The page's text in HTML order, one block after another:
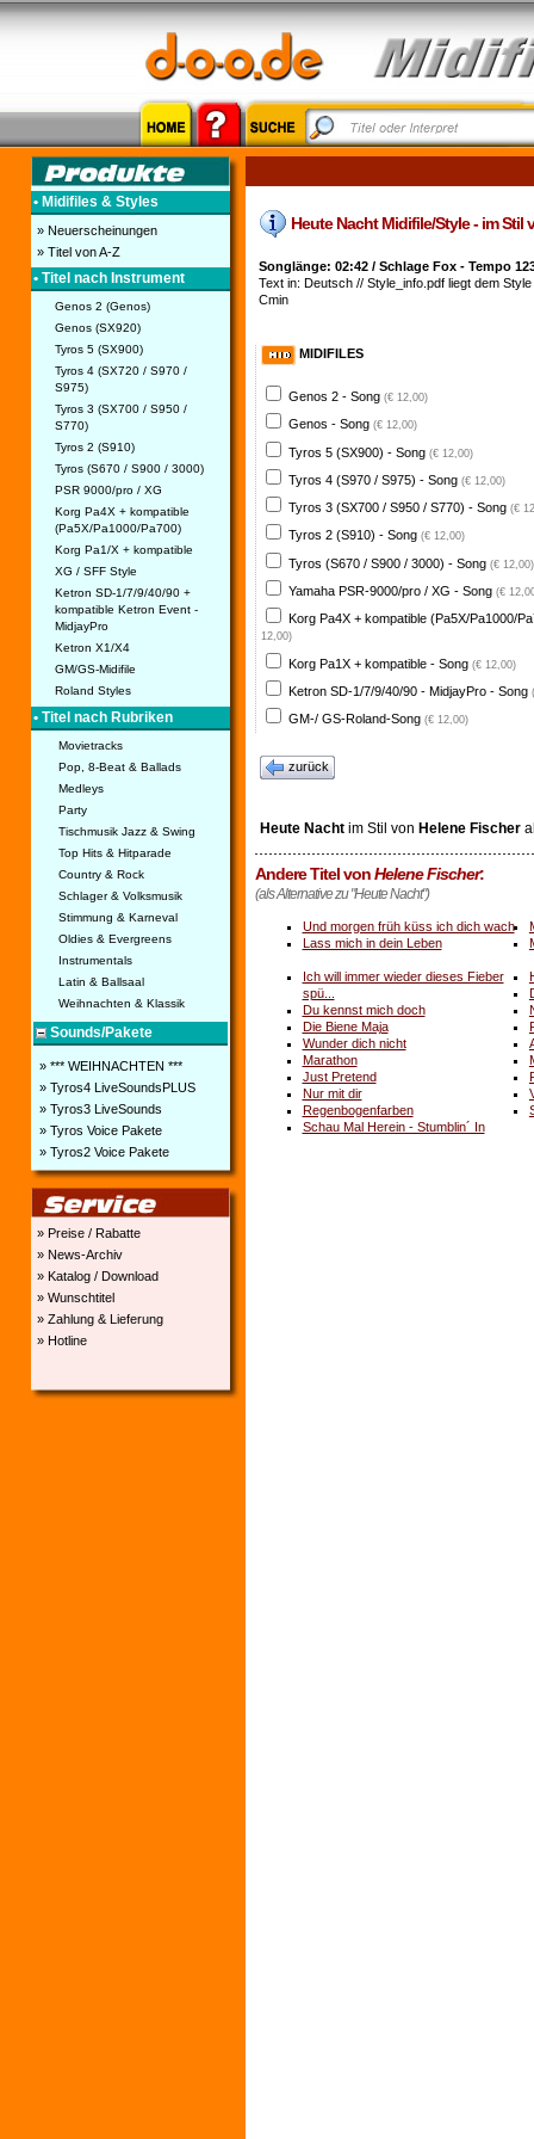
• Midifiles & Styles
» Neuerscheinungen
» Titel von A-Z
• Titel nach Instrument
Genos 2 (Genos)
Genos (SX920)
Tyros 5 (SX900)
Tyros 4 (SX720 / S970 /
S975)
Tyros 3 (SX700 / S950 /
S770)
Tyros 2 (S910)
Tyros (S670 / S900 / 3000)
PSR 9000/pro / XG
Korg Pa4X + kompatible
(Pa5X/Pa1000/Pa700)
Korg Pa1/X + kompatible
XG / SFF Style
Ketron SD-1/7/9/40/90 +
kompatible Ketron Event -
MidjayPro
Ketron X1/X4
GM/GS-Midifile
Roland Styles
• Titel nach Rubriken
Movietracks
Pop, 8-Beat & Ballads
Medleys
Party
Tischmusik Jazz & Swing
Top Hits & Hitparade
Country & Rock
Schlager & Volksmusik
Stimmung & Karneval
Oldies & Evergreens
Instrumentals
Latin & Ballsaal
Weihnachten & Klassik
Sounds/Pakete
» *** WEIHNACHTEN ***
» Tyros4 LiveSoundsPLUS
» Tyros3 LiveSounds
» Tyros Voice Pakete
» Tyros2 Voice Pakete
» Preise / Rabatte
» News-Archiv
» Katalog / Download
» Wunschtitel
» Zahlung & Lieferung
» Hotline
Heute Nacht Midifile/Style - im Stil
Songlänge: 02:42 / Schlage Fox - Tempo
Text in: Deutsch // Style_info.pdf liegt dem
Cmin
MIDIFILES
Genos 2 - Song (€ 12,00)
Genos - Song (€ 12,00)
Tyros 5 (SX900) - Song (€ 12,00)
Tyros 4 (S970 / S975) - Song (€ 12,00)
Tyros 3 (SX700 / S950 / S770) - Song (€
Tyros 2 (S910) - Song (€ 12,00)
Tyros (S670 / S900 / 3000) - Song (€ 12,00)
Yamaha PSR-9000/pro / XG - Song (€
Korg Pa4X + kompatible (Pa5X/Pa1000/
12,00)
Korg Pa1X + kompatible - Song (€ 12,00)
Ketron SD-1/7/9/40/90 - MidjayPro - Song
GM-/ GS-Roland-Song (€ 12,00)
zurück
Heute Nachtim Stil von Helene Fischer
Andere Titel vonHelene Fischer:
(als Alternative zu "Heute Nacht")
Und morgen früh küss ich dich wach
Lass mich in dein Leben
Ich will immer wieder dieses Fieber
spü...
Du kennst mich doch
Die Biene Maja
Wunder dich nicht
Marathon
Just Pretend
Nur mit dir
Regenbogenfarben
Schau Mal Herein - Stumblin´ In